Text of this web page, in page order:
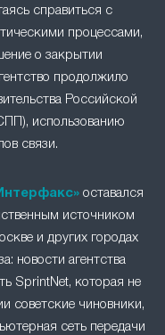
справиться с
процессами,
о закрытии
продолжило
Российской
использованию
связи.
оставался
источником
и других городах
новости агентства
SprintNet, которая не
советские чиновники,
сеть передачи